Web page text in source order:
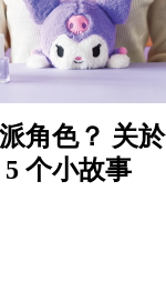
角色？ 关於
个小故事